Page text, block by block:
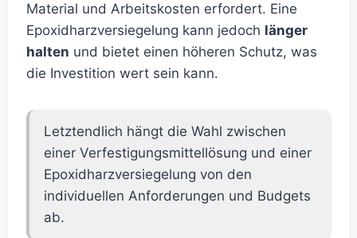
Material und Arbeitskosten erfordert. Eine
Epoxidharzversiegelung kann jedoch länger
halten und bietet einen höheren Schutz, was
die Investition wert sein kann.
Letztendlich hängt die Wahl zwischen
einer Verfestigungsmittellösung und einer
Epoxidharzversiegelung von den
individuellen Anforderungen und Budgets
ab.